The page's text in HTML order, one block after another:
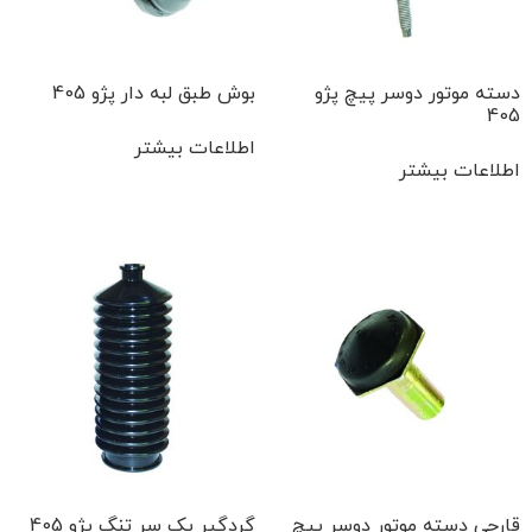
دسته موتور دوسر پیچ پژو
405
اطلاعات بیشتر
بوش طبق لبه دار پژو 405
اطلاعات بیشتر
قارچی دسته موتور دوسر پیچ گردگیر یک سر تنگ پژو 405